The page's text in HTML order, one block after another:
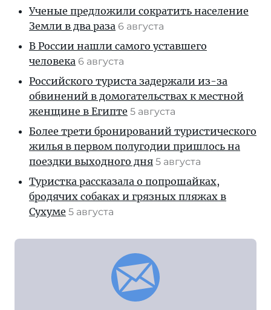
Ученые предложили сократить население
Земли в два раза 6 августа
В России нашли самого уставшего
человека 6 августа
Российского туриста задержали из-за
обвинений в домогательствах к местной
женщине в Египте 5 августа
Более трети бронирований туристического
жилья в первом полугодии пришлось на
поездки выходного дня 5 августа
Туристка рассказала о попрошайках,
бродячих собаках и грязных пляжах в
Сухуме 5 августа